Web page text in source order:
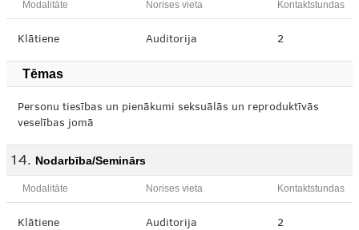
Modalitāte Norises vieta Kontaktstundas
Klātiene Auditorija 2
Tēmas
Personu tiesības un pienākumi seksuālās un reproduktīvās
veselības jomā
Nodarbība/Seminārs
Modalitāte Norises vieta Kontaktstundas
Klātiene Auditorija 2